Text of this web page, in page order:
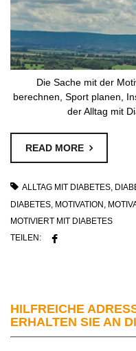
Die Sache mit der
berechnen, Sport planen,
der Alltag mit
READ MORE
ALLTAG MIT DIABETES,
DIABETES, MOTIVATION,
MOTIVIERT MIT DIABETES
TEILEN:
HILFREICHE
ERHALTEN SIE AN